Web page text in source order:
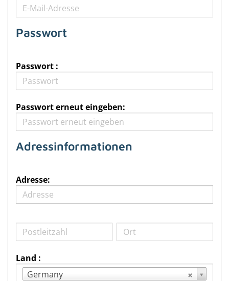
Passwort
Passwort :
Passwort erneut eingeben:
Adressinformationen
Adresse:
Land :
Germany